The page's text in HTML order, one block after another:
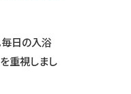
毎日の入浴
重視しまし